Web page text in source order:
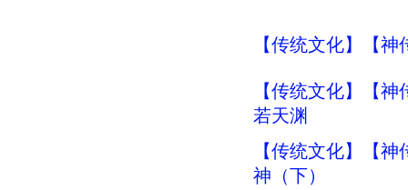
【传统文化】【
【传统文化】【
若天渊
【传统文化】【
神（下）